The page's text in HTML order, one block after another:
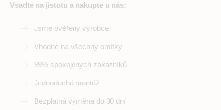
Vsadte na jistotu a nakupte u nás:
Jsme ověřený výrobce
Vhodné na všechny omítky
99% spokojených zákazníků
Jednoduchá montáž
Bezplatná výměna do 30 dní